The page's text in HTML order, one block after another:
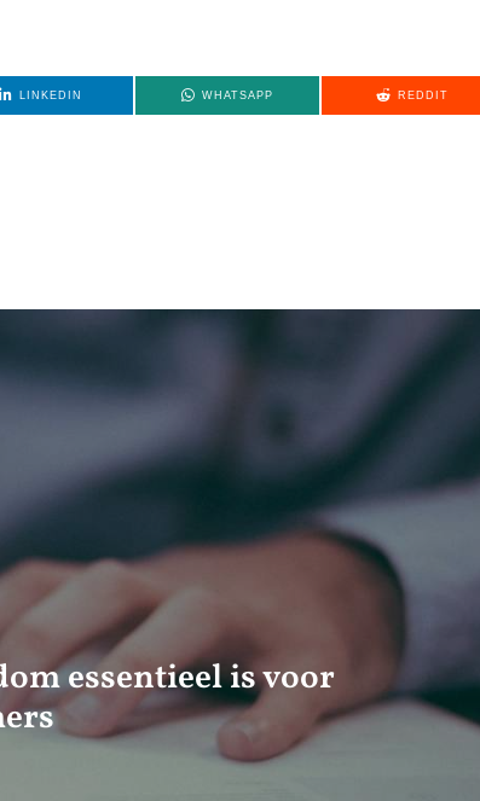
LINKEDIN WHATSAPP REDDIT
essentieel is voor